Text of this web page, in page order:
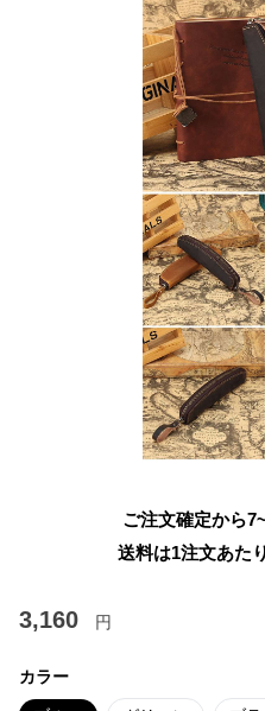
ご注文確定から
送料は1注文あたり
3,160 円
カラー